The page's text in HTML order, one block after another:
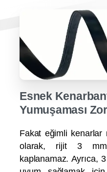
Esnek
Yumuşaması
Fakat eğimli kenarlar
olarak, rijit 3
kaplanamaz. Ayrıca,